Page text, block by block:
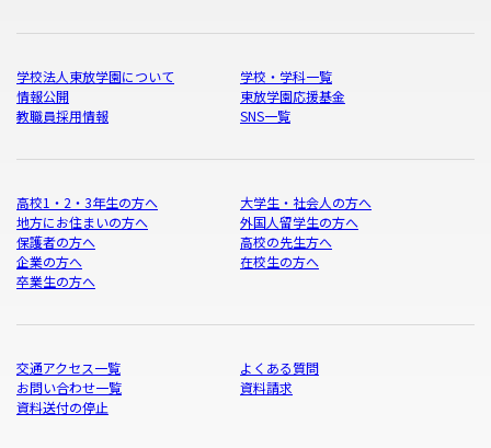
学校法人東放学園について
学校・学科一覧
情報公開
東放学園応援基金
教職員採用情報
SNS一覧
高校1・2・3年生の方へ
大学生・社会人の方へ
地方にお住まいの方へ
外国人留学生の方へ
保護者の方へ
高校の先生方へ
企業の方へ
在校生の方へ
卒業生の方へ
交通アクセス一覧
よくある質問
お問い合わせ一覧
資料請求
資料送付の停止